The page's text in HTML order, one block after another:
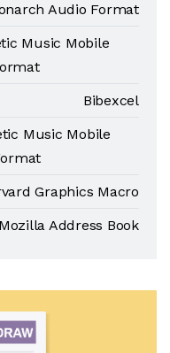
Audio Format
Music Mobile
Bibexcel
Music Mobile
Graphics Macro
Mozilla Address Book